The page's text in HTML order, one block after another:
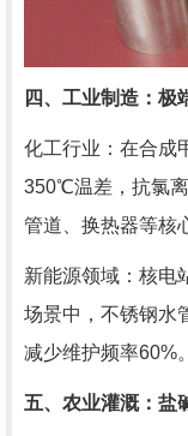
四、工业制造：极
化工行业：在合成
350℃温差，抗氯
管道、换热器等核
新能源领域：核电
场景中，不锈钢水
减少维护频率60%。
五、农业灌溉：盐